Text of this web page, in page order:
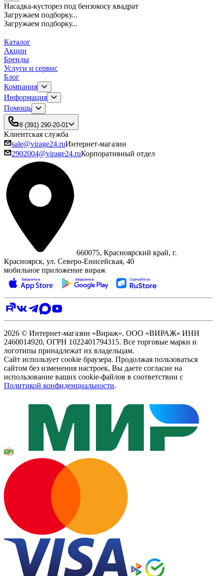
Насадка-кусторез под бензокосу квадрат
Загружаем подборку...
Загружаем подборку...
Каталог
Акции
Бренды
Услуги и сервис
Блог
Компания
Информация
Помощь
8 (391) 290-20-01
Клиентская служба
sale@virage24.ruИнтернет-магазин
2902004@virage24.ruКорпоративный отдел
660075, Красноярский край, г.
Красноярск, ул. Северо‑Енисейская, 40
мобильное приложение вираж
2026 © Интернет-магазин «Вираж». ООО «ВИРАЖ» ИНН
2460014920, ОГРН 1022401794315. Все торговые марки и
логотипы принадлежат их владельцам.
Сайт использует cookie браузера. Продолжая пользоваться
сайтом без изменения настроек, Вы даете согласие на
использование ваших cookie-файлов в соответствии с
Политикой конфиденциальности.